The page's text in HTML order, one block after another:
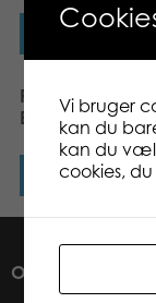
PLASTO Tipper
Bioplastic
Læs
OM OS
Vi bruger
kan du
kan du
cookies,